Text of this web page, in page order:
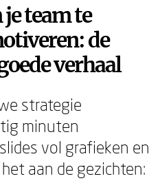
team te
de
verhaal
strategie
minuten
vol grafieken en
aan de gezichten: